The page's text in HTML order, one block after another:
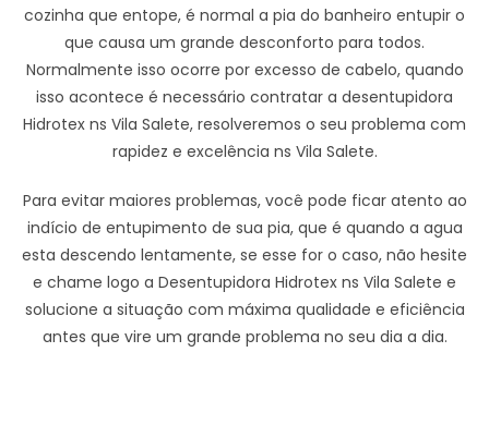
cozinha que entope, é normal a pia do banheiro entupir o
que causa um grande desconforto para todos.
Normalmente isso ocorre por excesso de cabelo, quando
isso acontece é necessário contratar a desentupidora
Hidrotex ns Vila Salete, resolveremos o seu problema com
rapidez e excelência ns Vila Salete.
Para evitar maiores problemas, você pode ficar atento ao
indício de entupimento de sua pia, que é quando a agua
esta descendo lentamente, se esse for o caso, não hesite
e chame logo a Desentupidora Hidrotex ns Vila Salete e
solucione a situação com máxima qualidade e eficiência
antes que vire um grande problema no seu dia a dia.